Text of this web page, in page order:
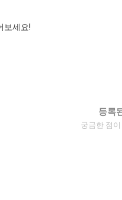
보세요!
등록
궁금한 점